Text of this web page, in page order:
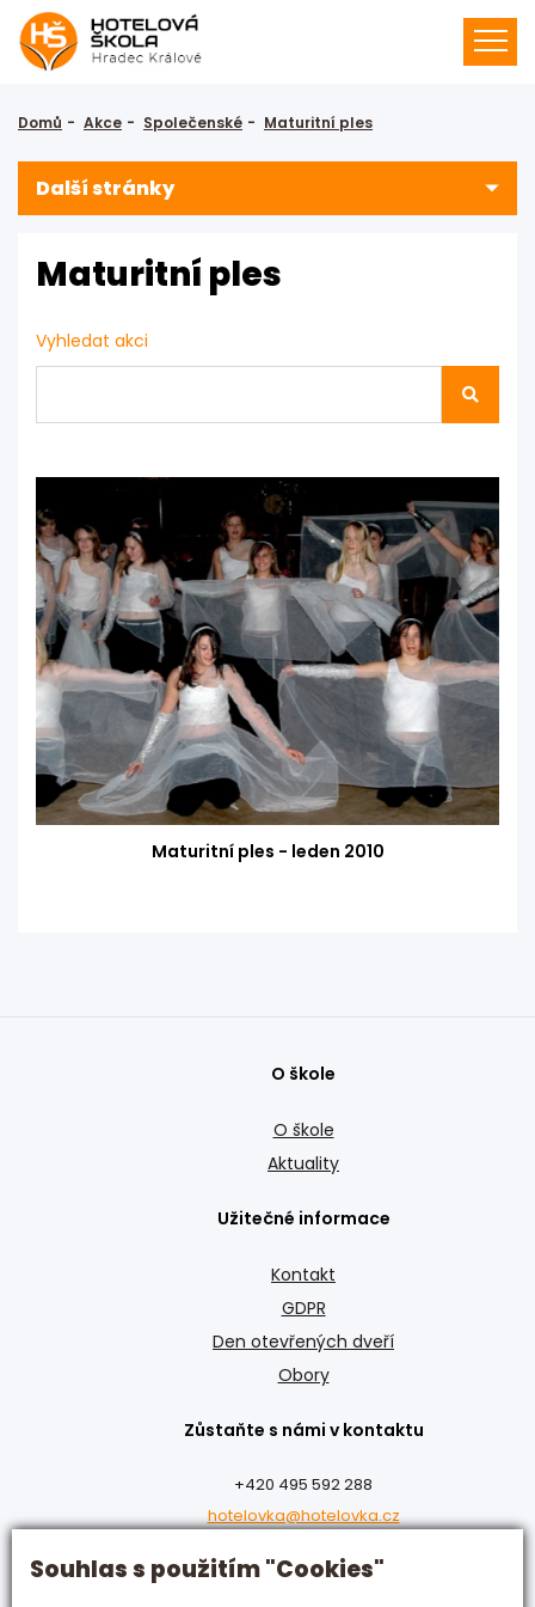
Souhlas s použitím "Cookies"
Domů Akce Společenské Maturitní ples
Další stránky
Maturitní ples
Vyhledat akci
Maturitní ples - leden 2010
O škole
O škole
Aktuality
Užitečné informace
Kontakt
GDPR
Den otevřených dveří
Obory
Zůstaňte s námi v kontaktu
+420 495 592 288
hotelovka@hotelovka.cz
Československé armády 274/55,